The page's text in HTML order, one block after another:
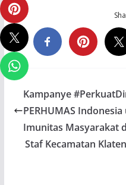
Kampanye
PERHUMAS
Imunitas Masyarakat
Staf Kecamatan